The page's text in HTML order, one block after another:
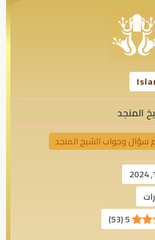
المنجد
سؤال وجواب الشيخ المنجد
5
(
53
)